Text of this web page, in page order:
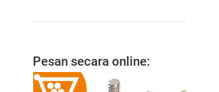
Pesan secara online: